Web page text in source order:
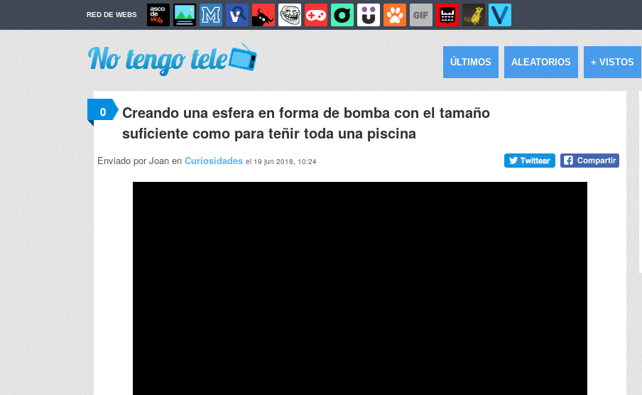
RED DE WEBS
ÚLTIMOS ALEATORIOS + VISTOS
0
Creando una esfera en forma de bomba con el tamaño
suficiente como para teñir toda una piscina
Enviado por Joan en Curiosidades el 19 jun 2018, 10:24